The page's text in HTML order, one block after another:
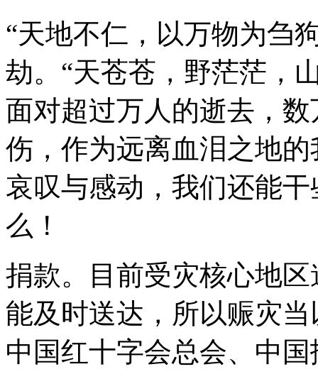
“天地不仁，以万物为刍
劫。“天苍苍，野茫茫，
面对超过万人的逝去，
伤，作为远离血泪之地
哀叹与感动，我们还能
么！
捐款。目前受灾核心地
能及时送达，所以赈灾
中国红十字会总会、中